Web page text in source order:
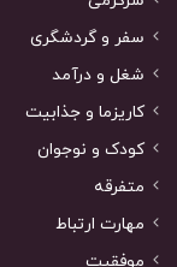
سفر و گردشگری
شغل و درآمد
کاریزما و جذابیت
کودک و نوجوان
متفرقه
مهارت ارتباط
موفقیت